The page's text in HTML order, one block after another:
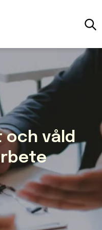
och våld